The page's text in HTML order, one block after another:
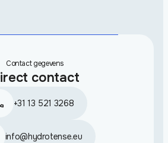
Contact gegevens
contact
+31 13 521 3268
info@hydrotense.eu